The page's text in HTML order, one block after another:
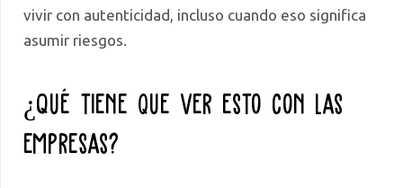
vivir con autenticidad, incluso cuando eso significa
asumir riesgos.
¿Qué tiene que ver esto con las
empresas?